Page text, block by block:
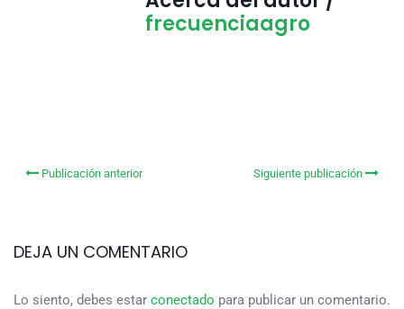
frecuenciaagro
Publicación anterior Siguiente publicación
DEJA UN COMENTARIO
Lo siento, debes estar conectado para publicar un comentario.